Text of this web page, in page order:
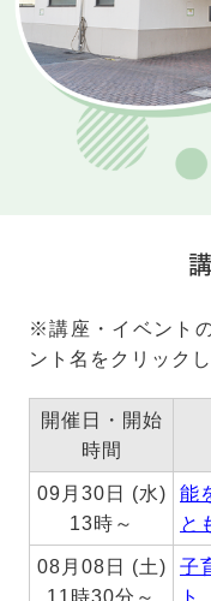
※講座・イベント
ント名をクリック
開催日・開始
時間
09月30日 (水)
13時～
能
と
08月08日 (土)
子